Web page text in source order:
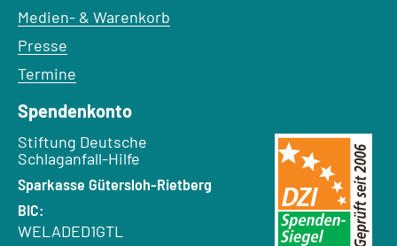
Medien- & Warenkorb
Presse
Termine
Spendenkonto
Empfänger:
Stiftung Deutsche
Schlaganfall-Hilfe
Bank:
Sparkasse Gütersloh-Rietberg
BIC:
WELADED1GTL